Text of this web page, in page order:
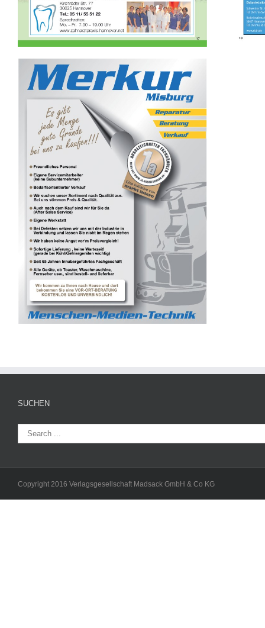
SUCHEN
Copyright 2016 Verlagsgesellschaft Madsack GmbH & Co KG